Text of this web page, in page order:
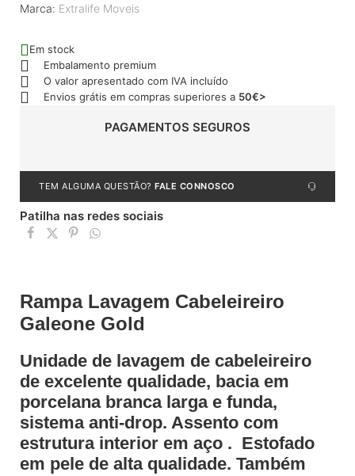
Marca: Extralife Moveis
Em stock
Embalamento premium
O valor apresentado com IVA incluído
Envios grátis em compras superiores a 50€>
PAGAMENTOS SEGUROS
TEM ALGUMA QUESTÃO? FALE CONNOSCO
Patilha nas redes sociais
Rampa Lavagem Cabeleireiro
Galeone Gold
Unidade de lavagem de cabeleireiro
de excelente qualidade, bacia em
porcelana branca larga e funda,
sistema anti-drop. Assento com
estrutura interior em aço . Estofado
em pele de alta qualidade. Também